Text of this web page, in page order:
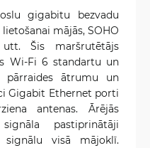
gigabitu bezvadu
mājās, SOHO
Šis maršrutētājs
Wi-Fi 6 standartu un
ātrumu un
Gigabit Ethernet porti
antenas. Ārējās
pastiprinātāji
signālu visā mājoklī.